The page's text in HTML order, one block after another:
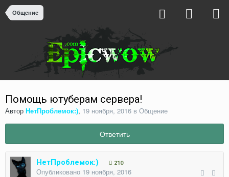
Общение
Помощь ютуберам сервера!
Автор НетПроблемок:), 19 ноября, 2016 в Общение
Ответить
НетПроблемок:) 210
Опубликовано 19 ноября, 2016